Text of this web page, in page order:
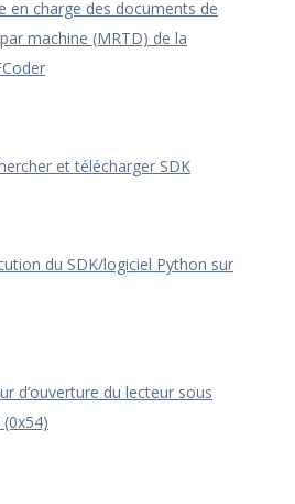
en charge des documents de
machine (MRTD) de la
et télécharger SDK
du SDK/logiciel Python sur
d’ouverture du lecteur sous